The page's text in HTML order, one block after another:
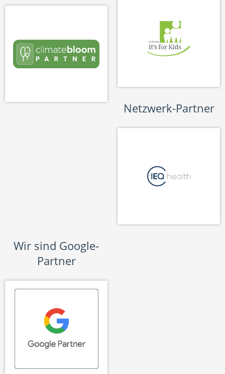
Netzwerk-Partner
Wir sind Google-
Partner